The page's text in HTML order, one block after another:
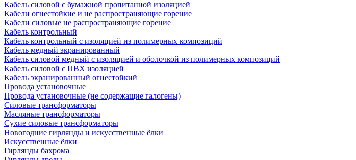
Кабель силовой с бумажной пропитанной изоляцией
Кабели огнестойкие и не распространяющие горение
Кабели силовые не распространяющие горение
Кабель контрольный
Кабель контрольный с изоляцией из полимерных композиций
Кабель медный экранированный
Кабель силовой медный с изоляцией и оболочкой из полимерных композиций
Кабель силовой с ПВХ изоляцией
Кабель экранированный огнестойкий
Провода установочные
Провода установочные (не содержащие галогены)
Силовые трансформаторы
Масляные трансформаторы
Сухие силовые трансформаторы
Новогодние гирлянды и искусственные ёлки
Искусственные ёлки
Гирлянды бахрома